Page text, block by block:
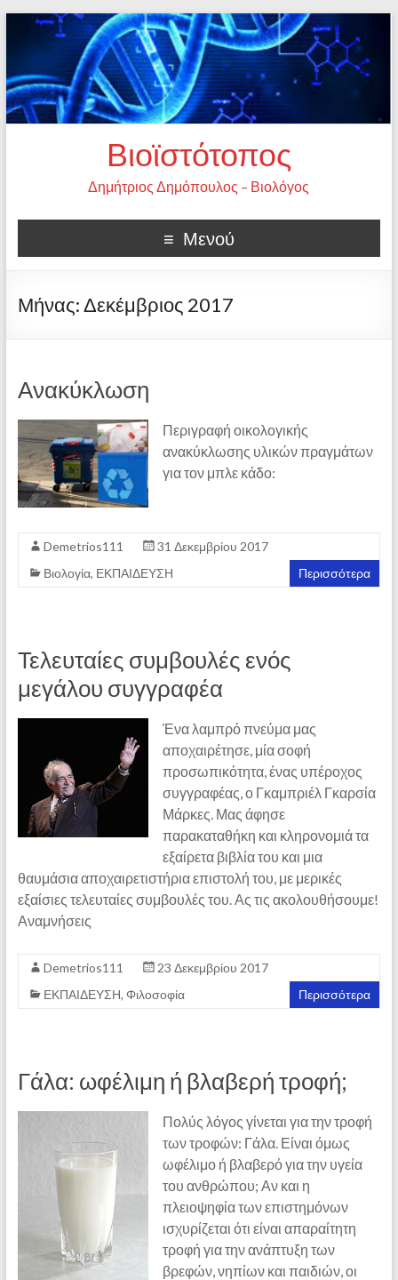
Βιοϊστότοπος
Δημήτριος Δημόπουλος – Βιολόγος
Μενού
Μήνας:Δεκέμβριος 2017
Ανακύκλωση
Περιγραφή οικολογικής
ανακύκλωσης υλικών πραγμάτων
για τον μπλε κάδο:
Demetrios111
31 Δεκεμβρίου 2017
Βιολογία, ΕΚΠΑΙΔΕΥΣΗ Περισσότερα
Τελευταίες συμβουλές ενός
μεγάλου συγγραφέα
Ένα λαμπρό πνεύμα μας
αποχαιρέτησε, μία σοφή
προσωπικότητα, ένας υπέροχος
συγγραφέας, ο Γκαμπριέλ Γκαρσία
Μάρκες. Μας άφησε
παρακαταθήκη και κληρονομιά τα
εξαίρετα βιβλία του και μια
θαυμάσια αποχαιρετιστήρια επιστολή του, με μερικές
εξαίσιες τελευταίες συμβουλές του. Ας τις ακολουθήσουμε!
Αναμνήσεις
Demetrios111
23 Δεκεμβρίου 2017
ΕΚΠΑΙΔΕΥΣΗ, Φιλοσοφία Περισσότερα
Γάλα: ωφέλιμη ή βλαβερή τροφή;
Πολύς λόγος γίνεται για την τροφή
των τροφών: Γάλα. Είναι όμως
ωφέλιμο ή βλαβερό για την υγεία
του ανθρώπου; Αν και η
πλειοψηφία των επιστημόνων
ισχυρίζεται ότι είναι απαραίτητη
τροφή για την ανάπτυξη των
βρεφών, νηπίων και παιδιών, οι